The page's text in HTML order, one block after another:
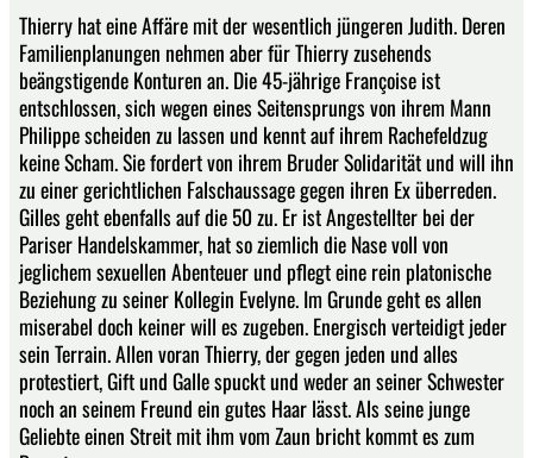
Thierry hat eine Affäre mit der wesentlich jüngeren Judith. Deren
Familienplanungen nehmen aber für Thierry zusehends
beängstigende Konturen an. Die 45-jährige Françoise ist
entschlossen, sich wegen eines Seitensprungs von ihrem Mann
Philippe scheiden zu lassen und kennt auf ihrem Rachefeldzug
keine Scham. Sie fordert von ihrem Bruder Solidarität und will ihn
zu einer gerichtlichen Falschaussage gegen ihren Ex überreden.
Gilles geht ebenfalls auf die 50 zu. Er ist Angestellter bei der
Pariser Handelskammer, hat so ziemlich die Nase voll von
jeglichem sexuellen Abenteuer und pflegt eine rein platonische
Beziehung zu seiner Kollegin Evelyne. Im Grunde geht es allen
miserabel doch keiner will es zugeben. Energisch verteidigt jeder
sein Terrain. Allen voran Thierry, der gegen jeden und alles
protestiert, Gift und Galle spuckt und weder an seiner Schwester
noch an seinem Freund ein gutes Haar lässt. Als seine junge
Geliebte einen Streit mit ihm vom Zaun bricht kommt es zum